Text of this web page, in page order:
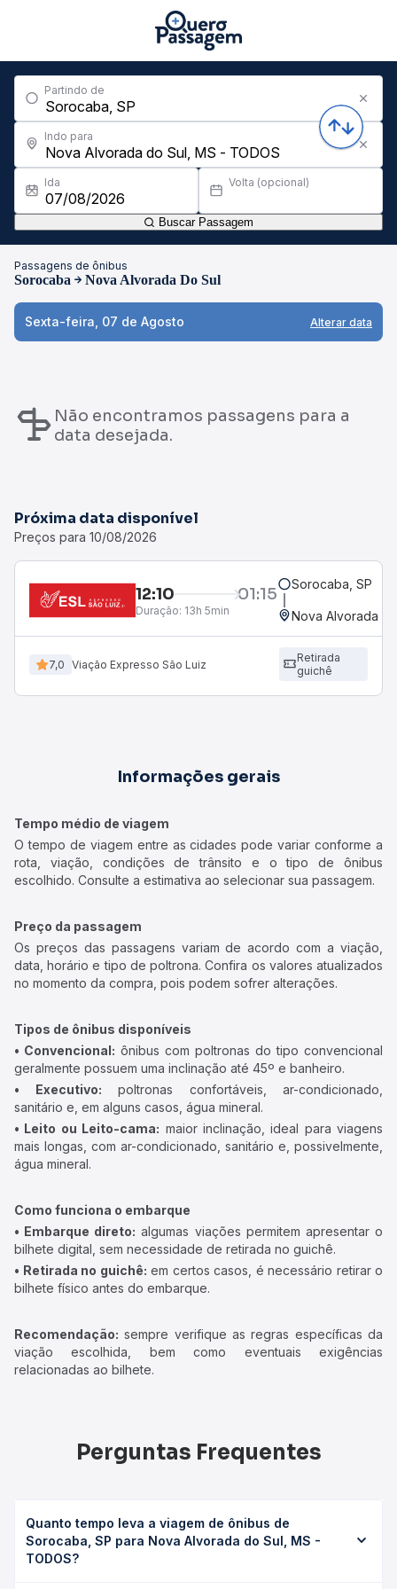
Partindo de
Indo para
Ida Volta (opcional)
Buscar Passagem
Passagens de ônibus
Sorocaba Nova Alvorada Do Sul
Sexta-feira, 07 de Agosto Alterar data
Não encontramos passagens para a
data desejada.
Próxima data disponível
Preços para 10/08/2026
12:10 01:15
Duração: 13h 5min
Sorocaba, SP
Nova Alvorada
7,0 Viação Expresso São Luiz
Retirada
guichê
Informações gerais
Tempo médio de viagem
O tempo de viagem entre as cidades pode variar conforme a
rota, viação, condições de trânsito e o tipo de ônibus
escolhido. Consulte a estimativa ao selecionar sua passagem.
Preço da passagem
Os preços das passagens variam de acordo com a viação,
data, horário e tipo de poltrona. Confira os valores atualizados
no momento da compra, pois podem sofrer alterações.
Tipos de ônibus disponíveis
• Convencional: ônibus com poltronas do tipo convencional
geralmente possuem uma inclinação até 45º e banheiro.
• Executivo: poltronas confortáveis, ar-condicionado,
sanitário e, em alguns casos, água mineral.
• Leito ou Leito-cama: maior inclinação, ideal para viagens
mais longas, com ar-condicionado, sanitário e, possivelmente,
água mineral.
Como funciona o embarque
• Embarque direto: algumas viações permitem apresentar o
bilhete digital, sem necessidade de retirada no guichê.
• Retirada no guichê: em certos casos, é necessário retirar o
bilhete físico antes do embarque.
Recomendação: sempre verifique as regras específicas da
viação escolhida, bem como eventuais exigências
relacionadas ao bilhete.
Perguntas Frequentes
Quanto tempo leva a viagem de ônibus de
Sorocaba, SP para Nova Alvorada do Sul, MS -
TODOS?